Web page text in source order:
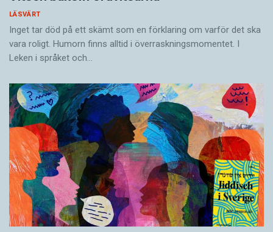
LÄSVÄRT
Inget tar död på ett skämt som en förklaring om varför det ska
vara roligt. Humorn finns alltid i överrask­ningsmomentet. I
Leken i språket och…